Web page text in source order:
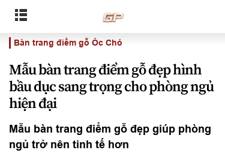
Bàn trang điểm gỗ Óc Chó
Mẫu bàn trang điểm gỗ đẹp hình
bầu dục sang trọng cho phòng ngủ
hiện đại
Mẫu bàn trang điểm gỗ đẹp giúp phòng
ngủ trở nên tinh tế hơn